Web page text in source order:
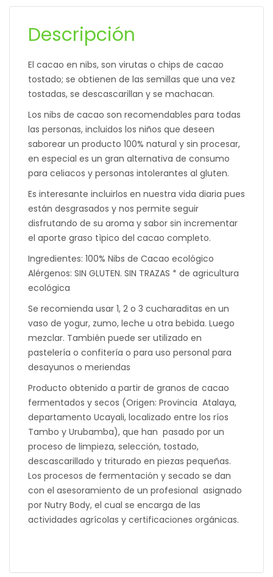
Descripción
El cacao en nibs, son virutas o chips de cacao
tostado; se obtienen de las semillas que una vez
tostadas, se descascarillan y se machacan.
Los nibs de cacao son recomendables para todas
las personas, incluidos los niños que deseen
saborear un producto 100% natural y sin procesar,
en especial es un gran alternativa de consumo
para celiacos y personas intolerantes al gluten.
Es interesante incluirlos en nuestra vida diaria pues
están desgrasados y nos permite seguir
disfrutando de su aroma y sabor sin incrementar
el aporte graso tìpico del cacao completo.
Ingredientes: 100% Nibs de Cacao ecológico
Alérgenos: SIN GLUTEN. SIN TRAZAS * de agricultura
ecológica
Se recomienda usar 1, 2 o 3 cucharaditas en un
vaso de yogur, zumo, leche u otra bebida. Luego
mezclar. También puede ser utilizado en
pastelería o confitería o para uso personal para
desayunos o meriendas
Producto obtenido a partir de granos de cacao
fermentados y secos (Origen: Provincia Atalaya,
departamento Ucayali, localizado entre los ríos
Tambo y Urubamba), que han pasado por un
proceso de limpieza, selección, tostado,
descascarillado y triturado en piezas pequeñas.
Los procesos de fermentación y secado se dan
con el asesoramiento de un profesional asignado
por Nutry Body, el cual se encarga de las
actividades agrícolas y certificaciones orgánicas.